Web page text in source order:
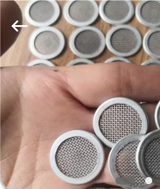
家
プ
ロ
ダ
ク
Copyright
PING
XI
METAL
CO.,LTD.